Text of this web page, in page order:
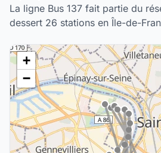
La ligne Bus 137 fait partie du
dessert 26 stations en Île-de-
+
−